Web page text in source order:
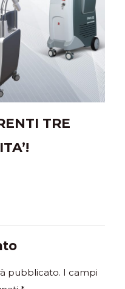
TRE
pubblicato. I campi